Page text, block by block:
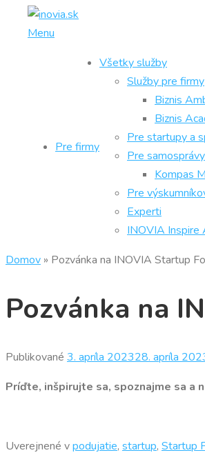
Prejsť
Menu
Pre firmy
Všetky služby
Služby pre firmy
Biznis
Biznis
Pre startupy a
Pre samosprávy
Kompas
Pre
Experti
INOVIA Inspire
Domov » Pozvánka na INOVIA Startup
Pozvánka na
Publikované 3. apríla 202328. apríla
Príďte, inšpirujte sa, spoznajme sa a
Uverejnené vpodujatie, startup, Startup